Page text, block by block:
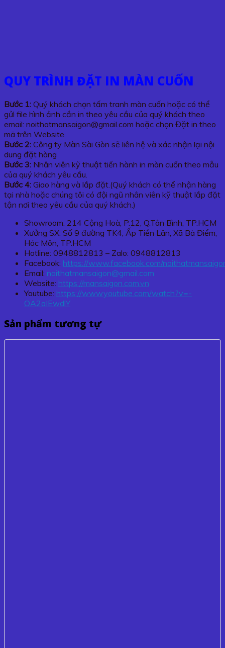
QUY TRÌNH ĐẶT IN MÀN CUỐN
Bước 1: Quý khách chọn tấm tranh màn cuốn hoặc có thể
gửi file hình ảnh cần in theo yêu cầu của quý khách theo
email: noithatmansaigon@gmail.com hoặc chọn Đặt in theo
mã trên Website.
Bước 2: Công ty Màn Sài Gòn sẽ liên hệ và xác nhận lại nội
dung đặt hàng
Bước 3: Nhân viên kỹ thuật tiến hành in màn cuốn theo mẫu
của quý khách yêu cầu.
Bước 4: Giao hàng và lắp đặt.(Quý khách có thể nhận hàng
tại nhà hoặc chúng tôi có đội ngũ nhân viên kỹ thuật lắp đặt
tận nơi theo yêu cầu của quý khách.)
Showroom: 214 Cộng Hoà, P.12, Q.Tân Bình, TP.HCM
Xưởng SX: Số 9 đường TK4, Ấp Tiền Lân, Xã Bà Điểm,
Hóc Môn, TP.HCM
Hotline: 0948812813 – Zalo: 0948812813
Facebook: https://www.facebook.com/
Email: noithatmansaigon@gmail.com
Website: https://mansaigon.com.vn
Youtube: https://www.youtube.com/watch?v=-
OA2aIEwdlY
Sản phẩm tương tự